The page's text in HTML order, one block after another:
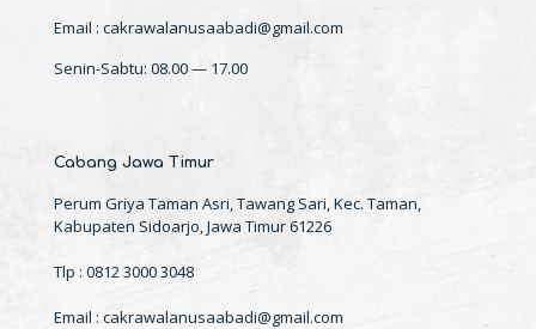
Email : cakrawalanusaabadi@gmail.com
Senin-Sabtu: 08.00 — 17.00
Cabang Jawa Timur
Perum Griya Taman Asri, Tawang Sari, Kec. Taman,
Kabupaten Sidoarjo, Jawa Timur 61226
Tlp : 0812 3000 3048
Email : cakrawalanusaabadi@gmail.com